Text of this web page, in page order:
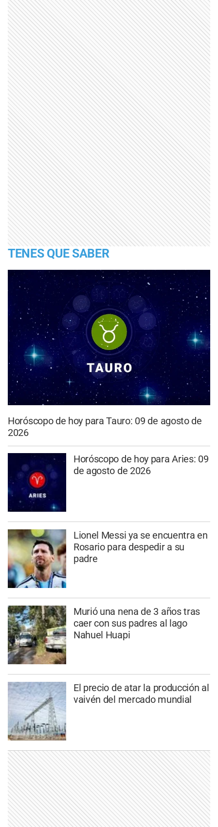
TENES QUE SABER
Horóscopo de hoy para Tauro: 09 de agosto de
2026
Horóscopo de hoy para Aries: 09
de agosto de 2026
Lionel Messi ya se encuentra en
Rosario para despedir a su
padre
Murió una nena de 3 años tras
caer con sus padres al lago
Nahuel Huapi
El precio de atar la producción al
vaivén del mercado mundial